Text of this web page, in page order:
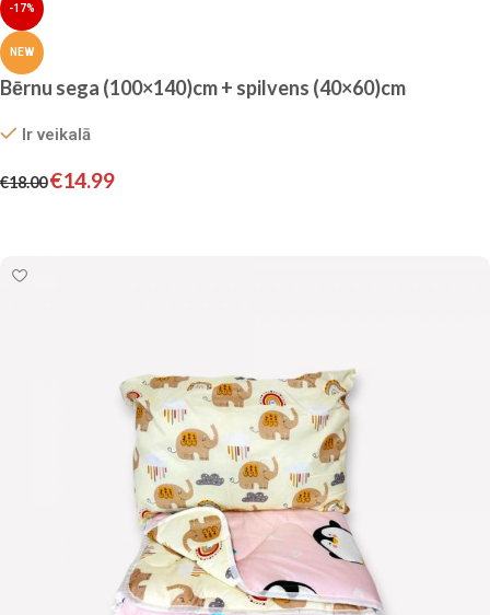
-17%
NEW
Bērnu sega (100×140)cm + spilvens (40×60)cm
Ir veikalā
€18.00€14.99